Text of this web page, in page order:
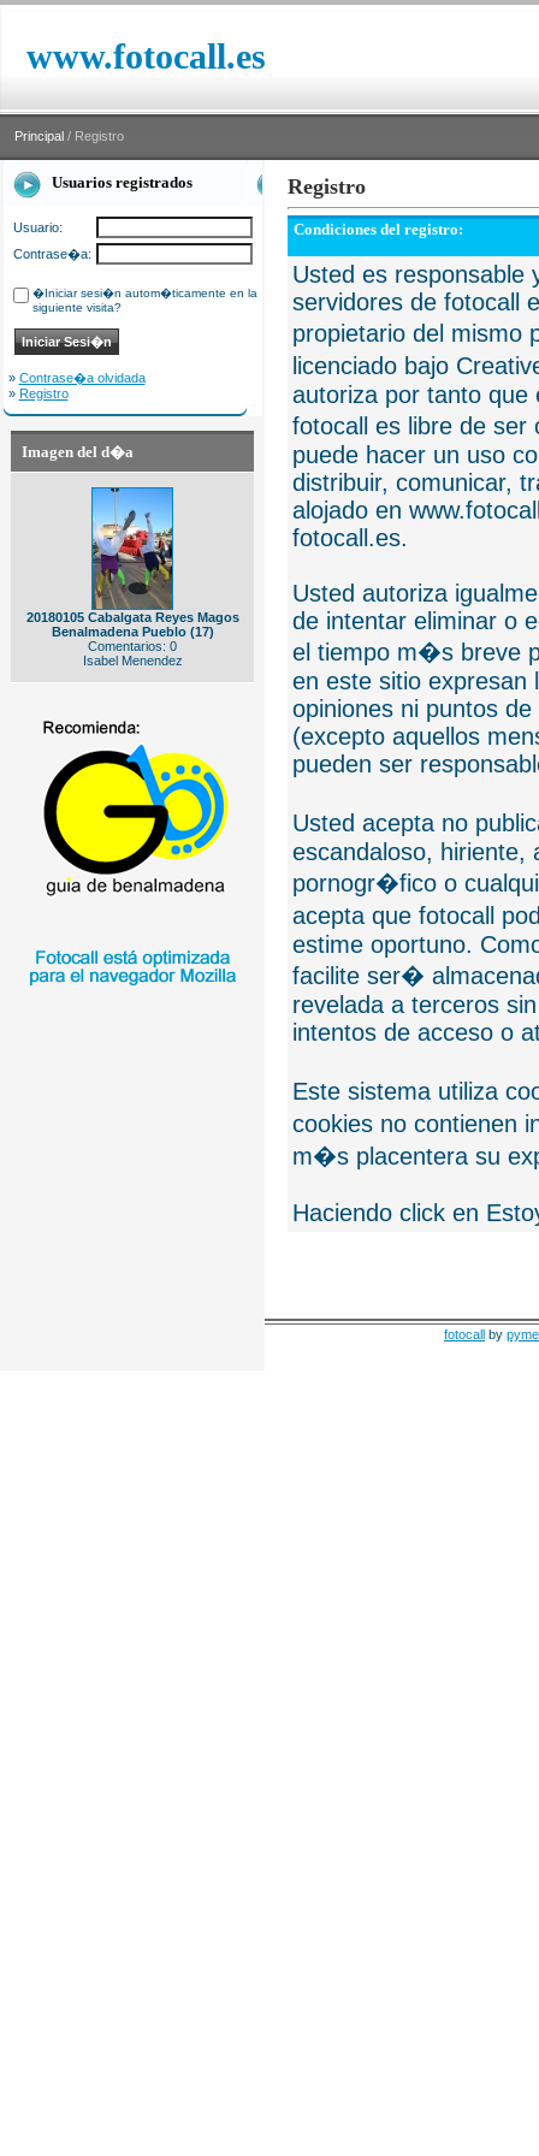
www.fotocall.es
Principal / Registro
Usuarios registrados
Usuario:
Contrase�a:
�Iniciar sesi�n autom�ticamente en la
siguiente visita?
» Contrase�a olvidada
» Registro
Imagen del d�a
20180105 Cabalgata Reyes Magos
Benalmadena Pueblo (17)
Comentarios: 0
Isabel Menendez
Registro
Condiciones del registro:
Usted es responsable
servidores de fotocall
propietario del mismo
licenciado bajo
autoriza por tanto que
fotocall es libre de
puede hacer un uso
distribuir, comunicar,
alojado en
fotocall.es.
Usted autoriza
de intentar eliminar o
el tiempo m�s breve
en este sitio expresan
opiniones ni puntos
(excepto aquellos
pueden ser
Usted acepta no
escandaloso, hiriente,
pornogr�fico o
acepta que fotocall
estime oportuno.
facilite ser�
revelada a terceros
intentos de acceso o
Este sistema utiliza
cookies no contienen
m�s placentera su
Haciendo click en
fotocall by